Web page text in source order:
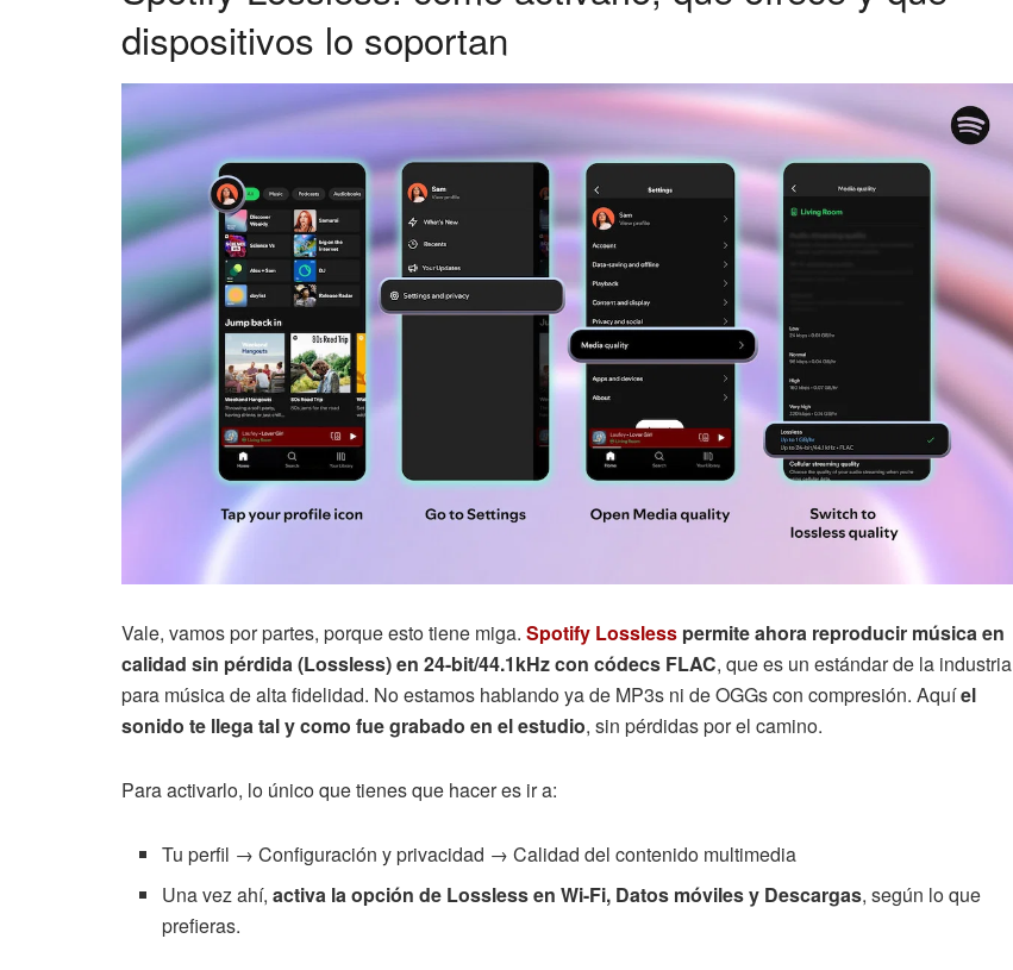
dispositivos lo soportan
Vale, vamos por partes, porque esto tiene miga. Spotify Lossless permite ahora reproducir música en
calidad sin pérdida (Lossless) en 24-bit/44.1kHz con códecs FLAC, que es un estándar de la industria
para música de alta fidelidad. No estamos hablando ya de MP3s ni de OGGs con compresión. Aquíel
sonido te llega tal y como fue grabado en el estudio, sin pérdidas por el camino.
Para activarlo, lo único que tienes que hacer es ir a:
Tu perfil → Configuración y privacidad → Calidad del contenido multimedia
Una vez ahí,activa la opción de Lossless en Wi-Fi, Datos móviles y Descargas, según lo que
prefieras.